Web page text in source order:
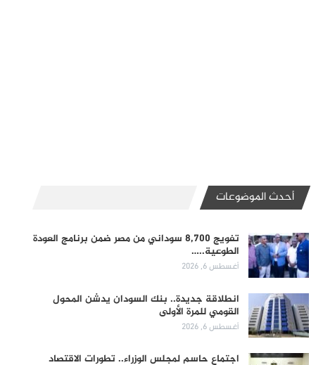
أحدث الموضوعات
تفويج 8,700 سوداني من مصر ضمن برنامج العودة
الطوعية..…
أغسطس 6, 2026
انطلاقة جديدة.. بنك السودان يدشن المحول
القومي للمرة الأولى
أغسطس 6, 2026
اجتماع حاسم لمجلس الوزراء.. تطورات الاقتصاد